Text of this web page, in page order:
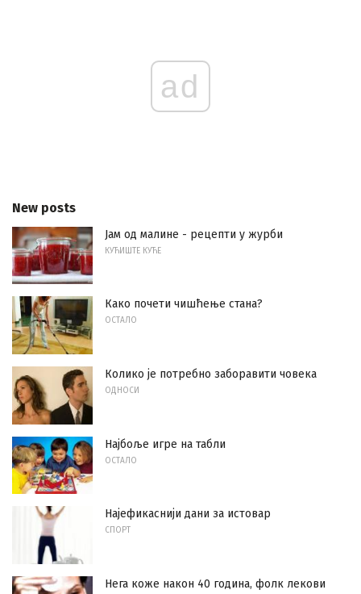
ad
New posts
Јам од малине - рецепти у журби
КУЋИШТЕ КУЋЕ
Како почети чишћење стана?
ОСТАЛО
Колико је потребно заборавити човека
ОДНОСИ
Најбоље игре на табли
ОСТАЛО
Најефикаснији дани за истовар
СПОРТ
Нега коже након 40 година, фолк лекови